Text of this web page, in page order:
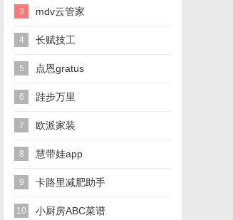
3 mdv云管家
4 长赋技工
5 点恩gratus
6 跬步万里
7 欧派家装
8 慧带娃app
9 卡路里减肥助手
10 小厨房ABC菜谱